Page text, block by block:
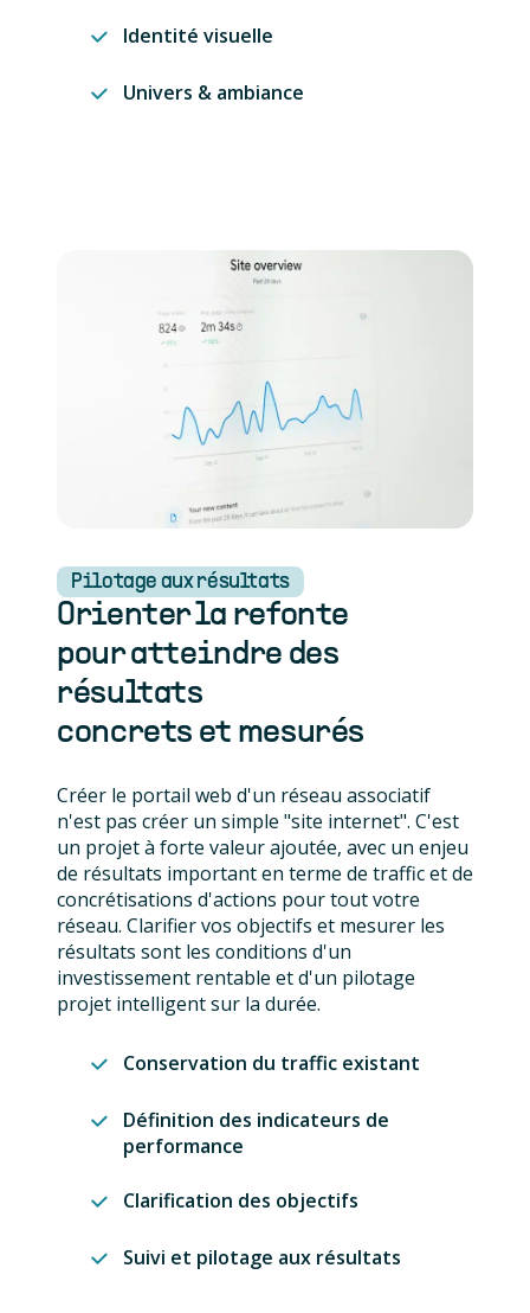
Identité visuelle
Univers & ambiance
Pilotage aux résultats
Orienter la refonte
pour atteindre des
résultats
concrets et mesurés
Créer le portail web d'un réseau associatif
n'est pas créer un simple "site internet". C'est
un projet à forte valeur ajoutée, avec un enjeu
de résultats important en terme de traffic et de
concrétisations d'actions pour tout votre
réseau. Clarifier vos objectifs et mesurer les
résultats sont les conditions d'un
investissement rentable et d'un pilotage
projet intelligent sur la durée.
Conservation du traffic existant
Définition des indicateurs de
performance
Clarification des objectifs
Suivi et pilotage aux résultats